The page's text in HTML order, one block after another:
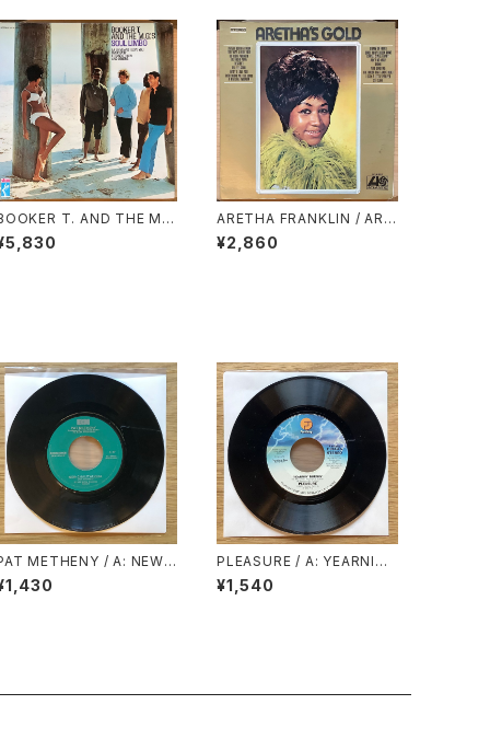
T. AND THE M.
G.’S / SOUL LIMBO
ARETHA FRANKLIN / ARE
THA’S GOLD
¥2,860
METHENY / A: NEW
/ B: SUEN
CON MEXICO
PLEASURE / A: YEARNIN’
BURNIN’ (STEREO) / B: Y
EARNIN’ BURNIN’ (MON
¥1,540